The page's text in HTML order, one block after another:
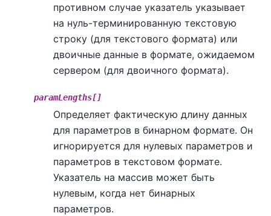
противном случае указатель указывает
на нуль-терминированную текстовую
строку (для текстового формата) или
двоичные данные в формате, ожидаемом
сервером (для двоичного формата).
paramLengths[]
Определяет фактическую длину данных
для параметров в бинарном формате. Он
игнорируется для нулевых параметров и
параметров в текстовом формате.
Указатель на массив может быть
нулевым, когда нет бинарных
параметров.